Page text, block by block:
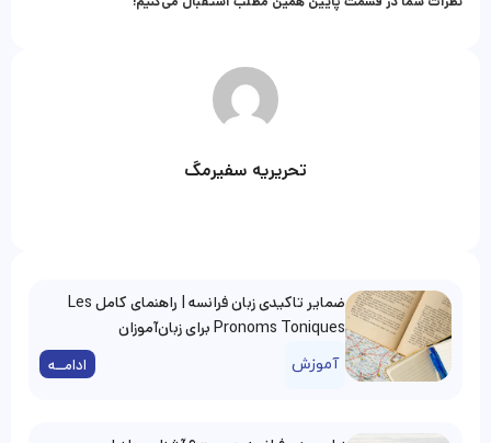
تحریریه سفیرمگ
ضمایر تاکیدی زبان فرانسه | راهنمای کامل Les
Pronoms Toniques برای زبان‌آموزان
آموزش ادامــه